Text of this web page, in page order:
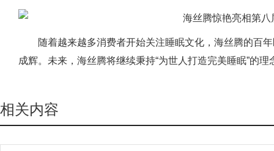
随着越来越多消费者开始关注睡眠文化，海丝腾的百
成辉。未来，海丝腾将继续秉持“为世人打造完美睡眠”的
相关内容